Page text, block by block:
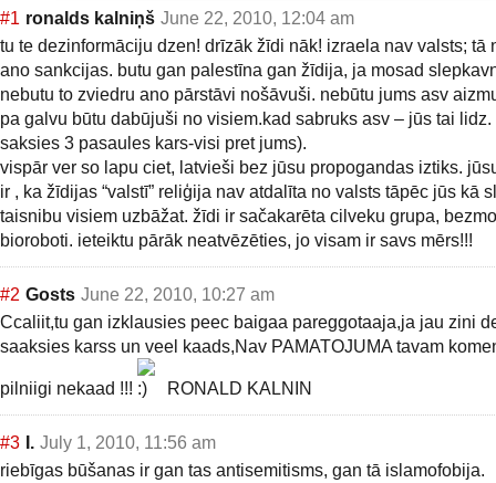
#1 ronalds kalniņš June 22, 2010, 12:04 am
tu te dezinformāciju dzen! drīzāk žīdi nāk! izraela nav valsts; tā
ano sankcijas. butu gan palestīna gan žīdija, ja mosad
nebutu to zviedru ano pārstāvi nošāvuši. nebūtu jums asv
pa galvu būtu dabūjuši no visiem.kad sabruks asv – jūs tai lidz.
saksies 3 pasaules kars-visi pret jums).
vispār ver so lapu ciet, latvieši bez jūsu propogandas iztiks.
ir , ka žīdijas “valstī” reliģija nav atdalīta no valsts tāpēc jūs kā
taisnibu visiem uzbāžat. žīdi ir sačakarēta cilveku grupa,
bioroboti. ieteiktu pārāk neatvēzēties, jo visam ir savs mērs!!!
#2 Gosts June 22, 2010, 10:27 am
Ccaliit,tu gan izklausies peec baigaa pareggotaaja,ja jau zini
saaksies karss un veel kaads,Nav PAMATOJUMA tavam
pilniigi nekaad !!! RONALD KALNIN
#3 I. July 1, 2010, 11:56 am
riebīgas būšanas ir gan tas antisemitisms, gan tā islamofobija.